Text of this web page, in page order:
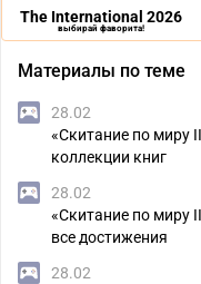
The International 2026
выбирай фаворита!
Материалы по теме
28.02
«Скитание по миру
коллекции книг
28.02
«Скитание по миру
все достижения
28.02